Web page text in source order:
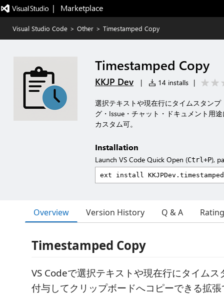
|   Marketplace
Visual Studio Code > Other > Timestamped Copy
Timestamped Copy
KKJP Dev | 14 installs |
選択テキストや現在行にタイムスタン
グ・Issue・チャット・ドキュメント用
カスタム可。
Installation
Launch VS Code Quick Open (Ctrl+P),
Overview Version History Q & A
Timestamped Copy
VS Codeで選択テキストや現在行にタイム
付与してクリップボードへコピーできる拡